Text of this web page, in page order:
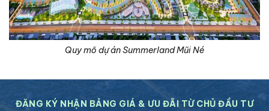
Quy mô dự án Summerland Mũi Né
ĐĂNG KÝ NHẬN BẢNG GIÁ & ƯU ĐÃI TỪ CHỦ ĐẦU TƯ